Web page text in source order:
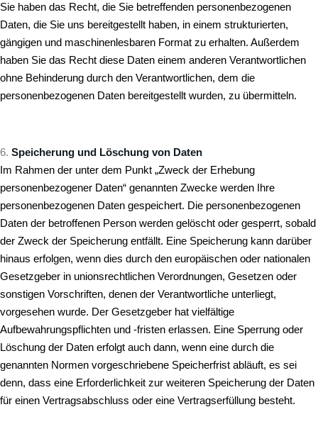
Sie haben das Recht, die Sie betreffenden personenbezogenen
Daten, die Sie uns bereitgestellt haben, in einem strukturierten,
gängigen und maschinenlesbaren Format zu erhalten. Außerdem
haben Sie das Recht diese Daten einem anderen Verantwortlichen
ohne Behinderung durch den Verantwortlichen, dem die
personenbezogenen Daten bereitgestellt wurden, zu übermitteln.
Speicherung und Löschung von Daten
Im Rahmen der unter dem Punkt „Zweck der Erhebung
personenbezogener Daten“ genannten Zwecke werden Ihre
personenbezogenen Daten gespeichert. Die personenbezogenen
Daten der betroffenen Person werden gelöscht oder gesperrt, sobald
der Zweck der Speicherung entfällt. Eine Speicherung kann darüber
hinaus erfolgen, wenn dies durch den europäischen oder nationalen
Gesetzgeber in unionsrechtlichen Verordnungen, Gesetzen oder
sonstigen Vorschriften, denen der Verantwortliche unterliegt,
vorgesehen wurde. Der Gesetzgeber hat vielfältige
Aufbewahrungspflichten und -fristen erlassen. Eine Sperrung oder
Löschung der Daten erfolgt auch dann, wenn eine durch die
genannten Normen vorgeschriebene Speicherfrist abläuft, es sei
denn, dass eine Erforderlichkeit zur weiteren Speicherung der Daten
für einen Vertragsabschluss oder eine Vertragserfüllung besteht.